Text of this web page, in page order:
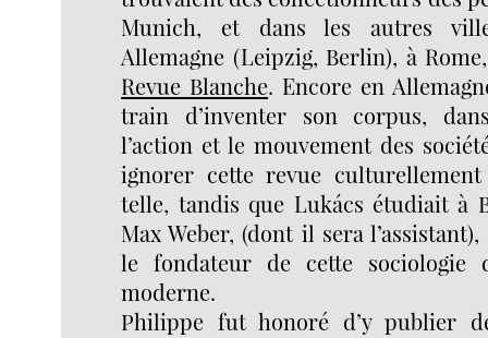
Munich, et dans les autres
Allemagne (Leipzig, Berlin), à
Revue Blanche. Encore en
train d’inventer son corpus,
l’action et le mouvement des
ignorer cette revue culturellement
telle, tandis que Lukács étudiait à
Max Weber, (dont il sera
le fondateur de cette sociologie
moderne.
Philippe fut honoré d’y publier